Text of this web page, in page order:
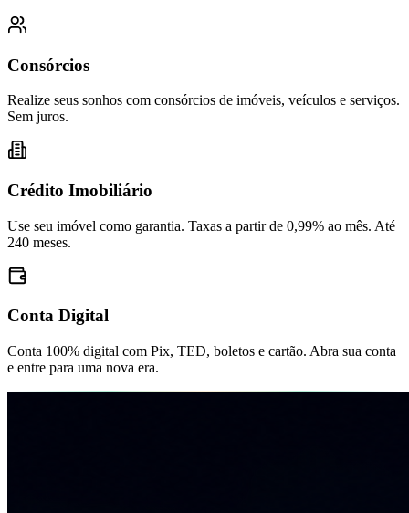
Consórcios
Realize seus sonhos com consórcios de imóveis, veículos e serviços.
Sem juros.
Crédito Imobiliário
Use seu imóvel como garantia. Taxas a partir de 0,99% ao mês. Até
240 meses.
Conta Digital
Conta 100% digital com Pix, TED, boletos e cartão. Abra sua conta
e entre para uma nova era.